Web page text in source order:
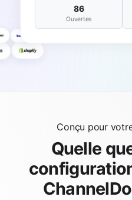
86
Ouvertes
Conçu pour
Quelle